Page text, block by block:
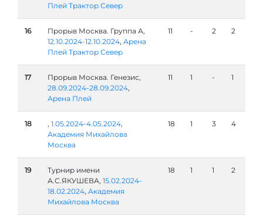
Плей Трактор Север
16
Прорыв Москва. Группа А,
12.10.2024-12.10.2024, Арена
Плей Трактор Север
11 - 2 2
17
Прорыв Москва. Генезис,
28.09.2024-28.09.2024,
Арена Плей
11 1 - 1
18 , 1.05.2024-4.05.2024,
Академия Михайлова
Москва
18 1 3 4
19
Турнир имени
А.С.ЯКУШЕВА, 15.02.2024-
18.02.2024, Академия
Михайлова Москва
18 1 1 2